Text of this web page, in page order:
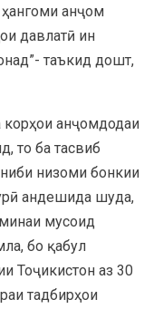
ҳангоми анҷом
давлатӣ ин
таъкид дошт,
анҷомдодаи
то ба тасвиб
низоми бонкии
андешида шуда,
мусоид
бо қабул
Тоҷикистон аз 30
тадбирҳои